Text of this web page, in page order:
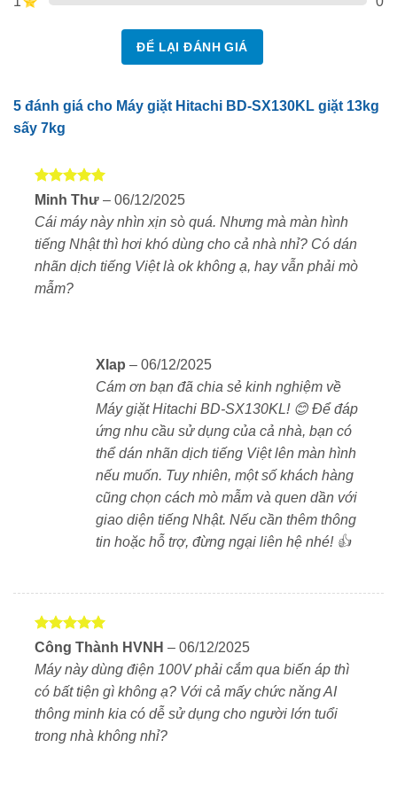
Hitachi BD-SX130KL là dòng máy giặt sấy lồng
nghiêng cao cấp nội địa Nhật Bản, nổi bật với thiết kế
khi có dán nhãn dịch đi kèm.
Khối lượng sấy: 7kg
Màu sắc : Trắng ngọc trai
Máy được thiết kế cửa trước, dễ thao tác, phù hợp với
Công nghệ giặt sấy hàng đầu của Hitachi
Giặt sạch sâu với Công nghệ Niagara mạnh mẽ
Công nghệ giặt Niagara trên máy giặt Hitachi BD-
SX130KL-W sử dụng hệ thống phun nước tuần hoàn
cường lực để tạo ra dòng nước mạnh, kết hợp với
chất tẩy rửa để thẩm thấu sâu vào sợi vải, giúp loại bỏ
bụi bẩn hiệu quả hơn.
phân phối dung dịch giặt đều, nhanh chóng thẩm
thấu vào sợi vải.
Giai đoạn 2: Tạo dòng nước xoáy mạnh mẽ – Lồng
giặt quay kết hợp với dòng nước phun liên tục, mô
phỏng hiệu ứng thác nước giúp đánh bay vết bẩn
cứng đầu mà không làm hư tổn sợi vải.
ĐỂ LẠI ĐÁNH GIÁ
5 đánh giá cho Máy giặt Hitachi BD-SX130KL giặt 13kg
sấy 7kg
Được xếp
sao
Minh Thư – 06/12/2025
Cái máy này nhìn xịn sò quá. Nhưng mà màn hình
tiếng Nhật thì hơi khó dùng cho cả nhà nhỉ? Có dán
nhãn dịch tiếng Việt là ok không ạ, hay vẫn phải mò
mẫm?
Xlap – 06/12/2025
Cám ơn bạn đã chia sẻ kinh nghiệm về
Máy giặt Hitachi BD-SX130KL! 😊 Để đáp
ứng nhu cầu sử dụng của cả nhà, bạn có
thể dán nhãn dịch tiếng Việt lên màn hình
nếu muốn. Tuy nhiên, một số khách hàng
cũng chọn cách mò mẫm và quen dần với
giao diện tiếng Nhật. Nếu cần thêm thông
tin hoặc hỗ trợ, đừng ngại liên hệ nhé! 👍
Được xếp
hạng5 5
sao
Công Thành HVNH – 06/12/2025
Máy này dùng điện 100V phải cắm qua biến áp thì
có bất tiện gì không ạ? Với cả mấy chức năng AI
thông minh kia có dễ sử dụng cho người lớn tuổi
trong nhà không nhỉ?